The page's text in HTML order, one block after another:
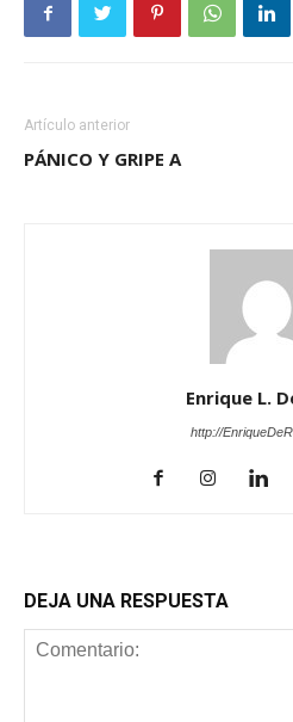
Artículo anterior
PÁNICO Y GRIPE A
Enrique L.
http://
DEJA UNA RESPUESTA